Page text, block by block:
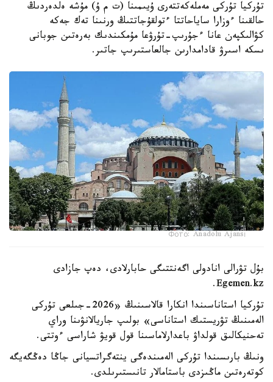
تۇركيا تۇركى مەملەكەتتەرى ۇيىمىنا (ت م ۇ) مۇشە ەلدەردىڭ
حالقىنا ءوزارا ساياحاتتا ءتولقۇجاتتىڭ ورنىنا تەك جەكە
كۋالىكپەن عانا ءجۇرىپ-تۇرۋعا مۇمكىندىك بەرەتىن جوبانى
ىسكە اسىرۋ قادامدارىن جالعاستىرىپ جاتىر.
Фото: Anadolu Ajansı
بۇل تۋرالى انادولى اگەنتتىگى حابارلادى، دەپ جازادى
Egemen.kz.
تۇركيا استاناسىندا انكارا قالاسىنىڭ «2026-جىلعى تۇركى
الەمىنىڭ تۋريستىك استاناسى» بولىپ جاريالانۋىنا وراي
تەحنيكالىق قولداۋ باعدارلاماسىنا قول قويۋ شاراسى ءوتتى.
ونىڭ بارىسىندا تۇركى الەمىندەگى ينتەگراتسيانى جاڭا دەڭگەيگە
كوتەرەتىن ماڭىزدى باستامالار تانىستىرىلدى.